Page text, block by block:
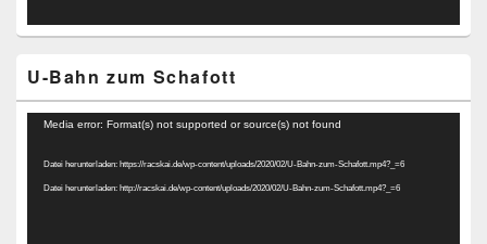
U-Bahn zum Schafott
Video-
Media error: Format(s) not supported or source(s) not found
Datei herunterladen: https://racskai.de/wp-content/uploads/2020/02/U-Bahn-zum-Schafott.mp4?_=6
Datei herunterladen: http://racskai.de/wp-content/uploads/2020/02/U-Bahn-zum-Schafott.mp4?_=6